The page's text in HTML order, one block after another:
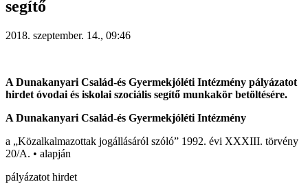
segítő
2018. szeptember. 14., 09:46
A Dunakanyari Család-és Gyermekjóléti Intézmény pályázatot
hirdet óvodai és iskolai szociális segítő munkakör betöltésére.
A Dunakanyari Család-és Gyermekjóléti Intézmény
a „Közalkalmazottak jogállásáról szóló” 1992. évi XXXIII. törvény
20/A. • alapján
pályázatot hirdet